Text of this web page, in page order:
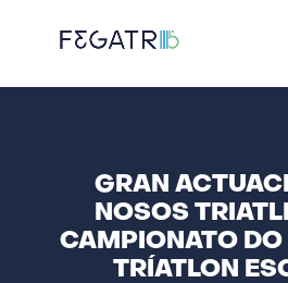
GRAN
NOSOS
CAMPIONATO DO
TRÍATLON